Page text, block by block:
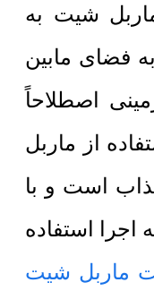
شیت به
فضای مابین
اصطلاحاً
از ماربل
است و با
اجرا استفاده
ماربل شیت